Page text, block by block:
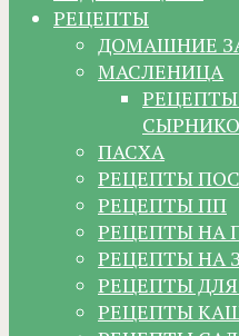
РЕЦЕПТЫ
ДОМАШНИЕ
МАСЛЕНИЦА
ПАСХА
РЕЦЕПТЫ
РЕЦЕПТЫ ПП
РЕЦЕПТЫ НА
РЕЦЕПТЫ НА
РЕЦЕПТЫ
РЕЦЕПТЫ